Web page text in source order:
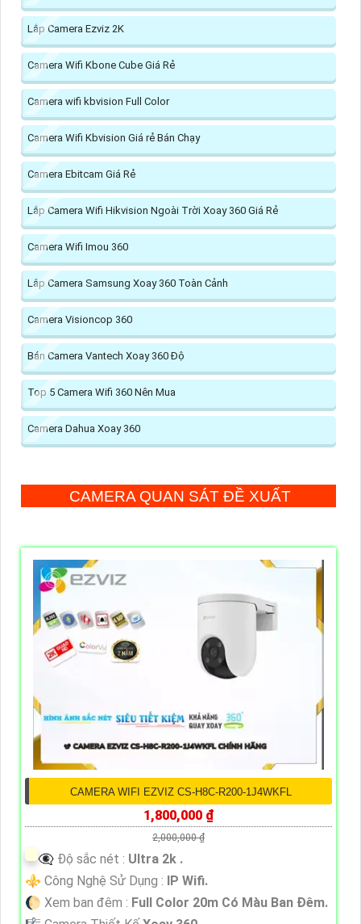
Lắp Camera Ezviz 2K
Camera Wifi Kbone Cube Giá Rẻ
Camera wifi kbvision Full Color
Camera Wifi Kbvision Giá rẻ Bán Chạy
Camera Ebitcam Giá Rẻ
Lắp Camera Wifi Hikvision Ngoài Trời Xoay 360 Giá Rẻ
Camera Wifi Imou 360
Lắp Camera Samsung Xoay 360 Toàn Cảnh
Camera Visioncop 360
Bán Camera Vantech Xoay 360 Độ
Top 5 Camera Wifi 360 Nên Mua
Camera Dahua Xoay 360
CAMERA QUAN SÁT ĐỀ XUẤT
CAMERA WIFI EZVIZ CS-H8C-R200-1J4WKFL
1,800,000 ₫
2,000,000 ₫
👁️‍🗨 Độ sắc nét : Ultra 2k .
⚜️ Công Nghệ Sử Dụng : IP Wifi.
🌔 Xem ban đêm : Full Color 20m Có Màu Ban Ðêm.